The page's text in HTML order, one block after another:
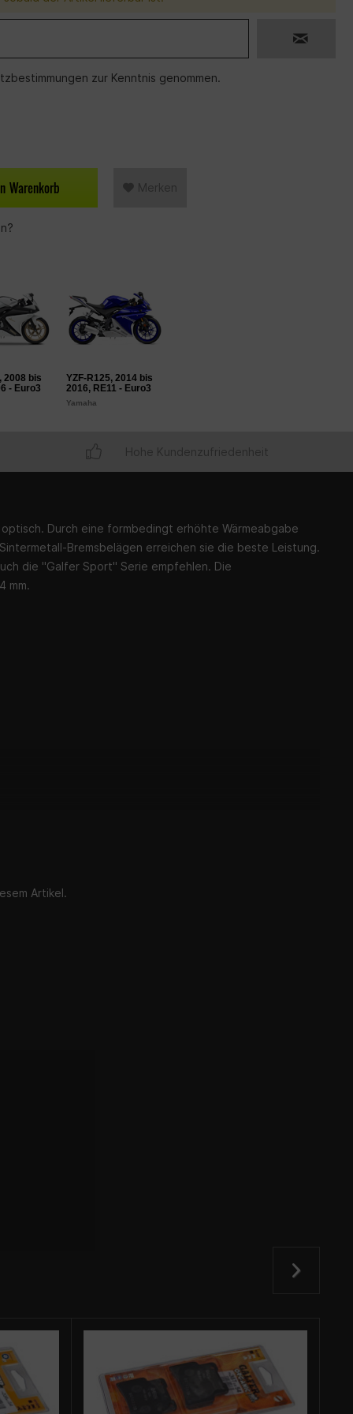
zur Kenntnis genommen.
Warenkorb Merken
2008 bis
- Euro3
YZF-R125, 2014 bis
2016, RE11 - Euro3
Yamaha
Hohe Kundenzufriedenheit
Durch eine formbedingt erhöhte Wärmeabgabe
Bremsbelägen erreichen sie die beste Leistung.
die "Galfer Sport" Serie empfehlen. Die
mm.
Artikel.